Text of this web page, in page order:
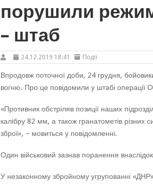
порушили
– штаб
24.12.2019 18:41 Події
Впродовж поточної доби, 24 грудня,
вогню. Про це повідомили у штабі операції
«Противник обстріляв позиції наших
калібру 82 мм, а також гранатометів різних
зброї», – мовиться у повідомленні.
Один військовий зазнав поранення внаслідок
У незаконному збройному угрупованні